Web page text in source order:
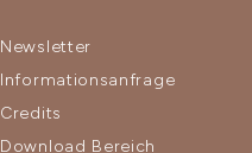
Newsletter
Informationsanfrage
Credits
Download Bereich